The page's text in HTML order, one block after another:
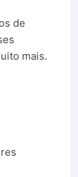
de
mais.